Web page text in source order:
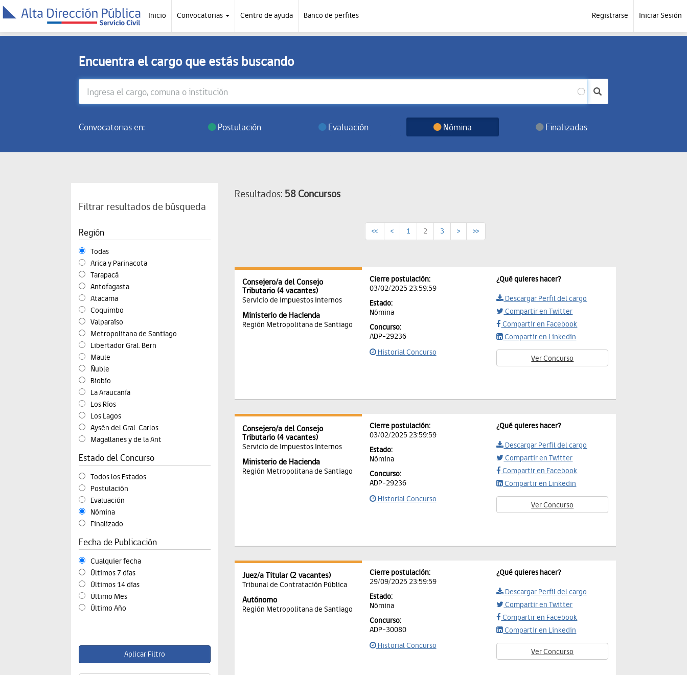
Inicio Convocatorias Centro de ayuda Banco de perfiles Registrarse Iniciar Sesión
Encuentra el cargo que estás buscando
Convocatorias en: Postulación Evaluación Nómina Finalizadas
Filtrar resultados de búsqueda
Región
Todas
Arica y Parinacota
Tarapacá
Antofagasta
Atacama
Coquimbo
Valparaíso
Metropolitana de Santiago
Libertador Gral. Bern
Maule
Ñuble
Biobío
La Araucanía
Los Ríos
Los Lagos
Aysén del Gral. Carlos
Magallanes y de la Ant
Estado del Concurso
Todos los Estados
Postulación
Evaluación
Nómina
Finalizado
Fecha de Publicación
Cualquier fecha
Últimos 7 días
Últimos 14 días
Último Mes
Último Año
Resultados: 58 Concursos
<< < 1 2 3 > >>
Consejero/a del Consejo
Tributario (4 vacantes)
Servicio de Impuestos Internos
Ministerio de Hacienda
Región Metropolitana de Santiago
Cierre postulación:
03/02/2025 23:59:59
Estado:
Nómina
Concurso:
ADP-29236
Historial Concurso
¿Qué quieres hacer?
Descargar Perfil del cargo
Compartir en Twitter
Compartir en Facebook
Compartir en Linkedin
Ver Concurso
Consejero/a del Consejo
Tributario (4 vacantes)
Servicio de Impuestos Internos
Ministerio de Hacienda
Región Metropolitana de Santiago
Cierre postulación:
03/02/2025 23:59:59
Estado:
Nómina
Concurso:
ADP-29236
Historial Concurso
¿Qué quieres hacer?
Descargar Perfil del cargo
Compartir en Twitter
Compartir en Facebook
Compartir en Linkedin
Ver Concurso
Juez/a Titular (2 vacantes)
Tribunal de Contratación Pública
Autónomo
Región Metropolitana de Santiago
Cierre postulación:
29/09/2025 23:59:59
Estado:
Nómina
Concurso:
ADP-30080
Historial Concurso
¿Qué quieres hacer?
Descargar Perfil del cargo
Compartir en Twitter
Compartir en Facebook
Compartir en Linkedin
Ver Concurso